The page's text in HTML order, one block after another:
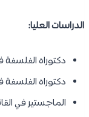
الدراسات العليا:
دكتوراه الفلسفة
دكتوراه
الماجستير في